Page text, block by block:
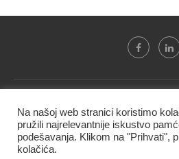
BIF PRESS doo" i ne smeju se
ni u celosti, bez izričite
Na našoj web stranici koristimo
pružili najrelevantnije iskustvo
podešavanja. Klikom na "Prihvati",
kolačića.